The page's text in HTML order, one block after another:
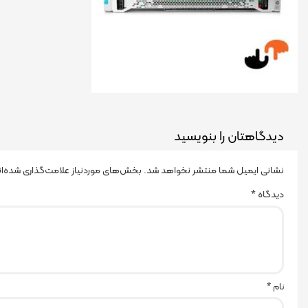
دیدگاهتان را بنویسید
نشانی ایمیل شما منتشر نخواهد شد. بخش‌های موردنیاز علامت‌گذاری
دیدگاه*
نام *